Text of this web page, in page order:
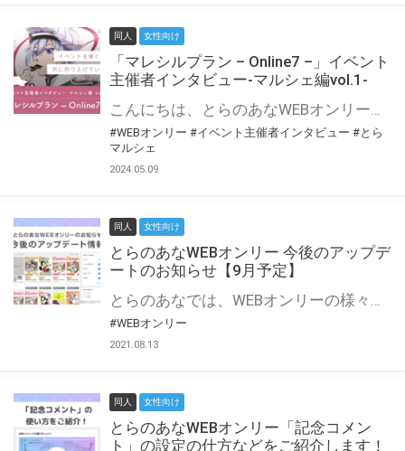
同人 女性向け
「マレシルプラン – Online7 –」イベント
主催者インタビュー-マルシェ編vol.1-
こんにちは、とらのあなWEBオンリー運営スタッフです。 新たにお届けする、イベント主催者インタビュー-マルシェ編-は、 とらのあなWEBオンリー「マルシェ」をご利用した主催様に 「マルシェ」を使って開催した感想や心がけをお聞きする企画です。 今回は、WEBオンリー開催7回目迎えた「マレシルプラン – Online7 –」より、 主催の玉川うた様にお話を伺いました。 ▼マレシルプランのインタビュー前回記事 「イベント主催者インタビュー vol.6」はこちら 協力：玉川うた様（マレシルプラン実行委員会 代表）／イベント公式Twitter（@mallesil_plan） とらのあなWEBオンリー「マルシェ」とは？ WEBオンリーでリアルタイムでコミュニケーションがとれるオンライン会場です。
#WEBオンリー #イベント主催者インタビュー #とら
マルシェ
2024.05.09
同人 女性向け
とらのあなWEBオンリー 今後のアップデ
ートのお知らせ【9月予定】
とらのあなでは、WEBオンリーの様々な支援を実施しています。 今回は2021年9月に実装を予定しているアップデート情報についてご紹介いたします。 とらのあなWEBオンリーサイトはこちら
#WEBオンリー
2021.08.13
同人 女性向け
とらのあなWEBオンリー「記念コメン
ト」の設定の仕方などをご紹介します！